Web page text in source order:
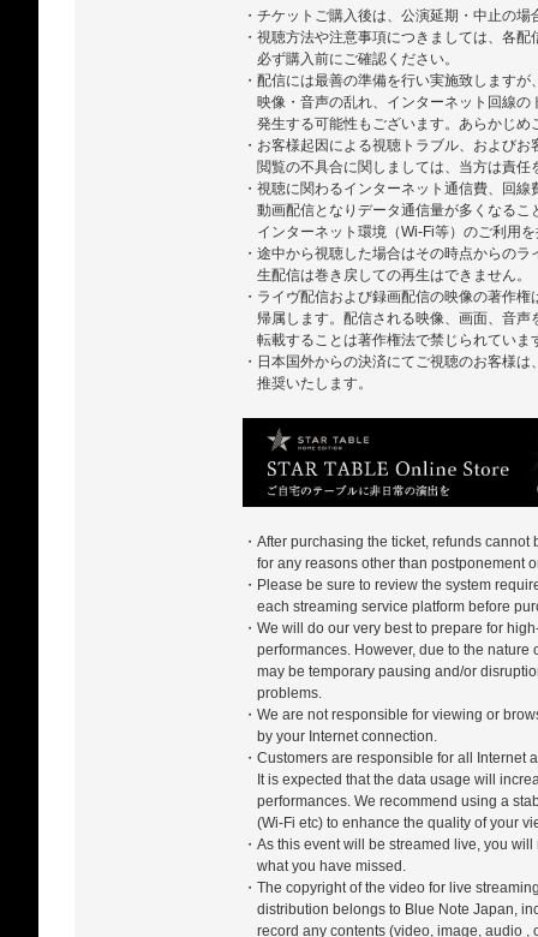
・チケットご購入後は、公演延期・中止の
・視聴方法や注意事項につきましては、各
必ず購入前にご確認ください。
・配信には最善の準備を行い実施致します
映像・音声の乱れ、インターネット回線
発生する可能性もございます。あらかじめ
・お客様起因による視聴トラブル、および
閲覧の不具合に関しましては、当方は責任
・視聴に関わるインターネット通信費、回
動画配信となりデータ通信量が多くなるこ
インターネット環境（Wi-Fi等）のご利用
・途中から視聴した場合はその時点からのラ
生配信は巻き戻しての再生はできません。
・ライヴ配信および録画配信の映像の著作
帰属します。配信される映像、画面、音
転載することは著作権法で禁じられていま
・日本国外からの決済にてご視聴のお客様は
推奨いたします。
・After purchasing the ticket, refunds cannot
for any reasons other than postponement
・Please be sure to review the system
each streaming service platform before
・We will do our very best to prepare for
performances. However, due to the nature
may be temporary pausing and/or
problems.
・We are not responsible for viewing or
by your Internet connection.
・Customers are responsible for all Internet
It is expected that the data usage will
performances. We recommend using a
(Wi-Fi etc) to enhance the quality of your
・As this event will be streamed live, you
what you have missed.
・The copyright of the video for live
distribution belongs to Blue Note Japan,
record any contents (video, image, audio